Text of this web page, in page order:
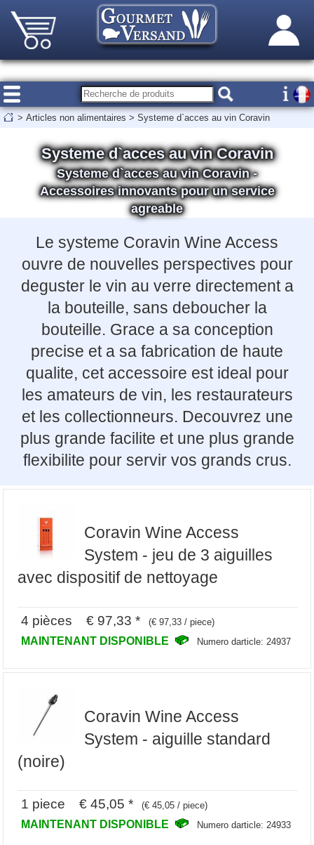
> Articles non alimentaires > Systeme d`acces au vin Coravin
Systeme d`acces au vin Coravin
Systeme d`acces au vin Coravin -
Accessoires innovants pour un service
agreable
Le systeme Coravin Wine Access
ouvre de nouvelles perspectives pour
deguster le vin au verre directement a
la bouteille, sans deboucher la
bouteille. Grace a sa conception
precise et a sa fabrication de haute
qualite, cet accessoire est ideal pour
les amateurs de vin, les restaurateurs
et les collectionneurs. Decouvrez une
plus grande facilite et une plus grande
flexibilite pour servir vos grands crus.
Coravin Wine Access
System - jeu de 3 aiguilles
avec dispositif de nettoyage
4 pièces € 97,33 * (€ 97,33 / piece)
MAINTENANT DISPONIBLE Numero darticle: 24937
Coravin Wine Access
System - aiguille standard
(noire)
1 piece € 45,05 * (€ 45,05 / piece)
MAINTENANT DISPONIBLE Numero darticle: 24933